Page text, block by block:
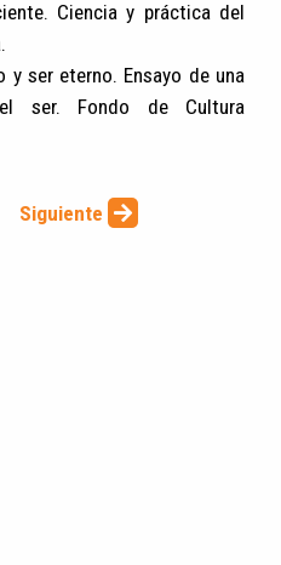
Ciencia y práctica del
ser eterno. Ensayo de una
ser. Fondo de Cultura
Siguiente